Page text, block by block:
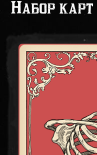
Набор